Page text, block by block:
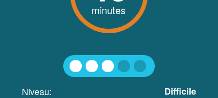
minutes
Niveau: Difficile